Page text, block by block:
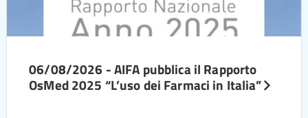
06/08/2026 - AIFA pubblica il Rapporto
OsMed 2025 “L’uso dei Farmaci in Italia”